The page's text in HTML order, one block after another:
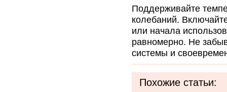
Поддерживайте
колебаний.
или начала
равномерно. Не
системы и
Похожие статьи: